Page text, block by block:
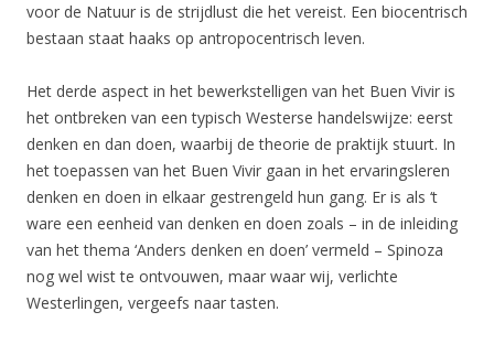
voor de Natuur is de strijdlust die het vereist. Een biocentrisch
bestaan staat haaks op antropocentrisch leven.
Het derde aspect in het bewerkstelligen van het Buen Vivir is
het ontbreken van een typisch Westerse handelswijze: eerst
denken en dan doen, waarbij de theorie de praktijk stuurt. In
het toepassen van het Buen Vivir gaan in het ervaringsleren
denken en doen in elkaar gestrengeld hun gang. Er is als ‘t
ware een eenheid van denken en doen zoals – in de inleiding
van het thema ‘Anders denken en doen’ vermeld – Spinoza
nog wel wist te ontvouwen, maar waar wij, verlichte
Westerlingen, vergeefs naar tasten.